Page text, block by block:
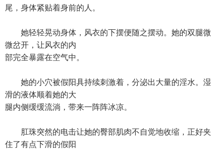
尾，身体紧贴着身前的人。
她轻轻晃动身体，风衣的下摆便随之摆动。她的双腿微
微岔开，让风衣的内
部完全暴露在空气中。
她的小穴被假阳具持续刺激着，分泌出大量的淫水。湿
滑的液体顺着她的大
腿内侧缓缓流淌，带来一阵阵冰凉。
肛珠突然的电击让她的臀部肌肉不自觉地收缩，正好夹
住了有点下滑的假阳